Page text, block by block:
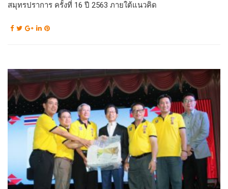
สมุทรปราการ ครั้งที่ 16 ปี 2563 ภายใต้แนวคิด